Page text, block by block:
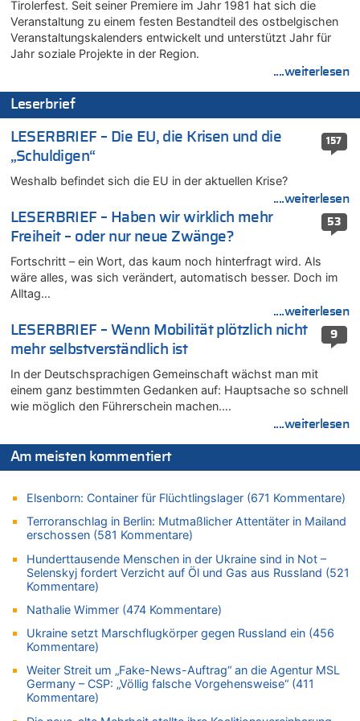
08.08.2026 - 22:07 von Shari zu
Belgier knackt Jackpot bei Lotterie EuroMillions und gewinnt
mehr als 111 Millionen €
Leipzig, Mechernich und die Frage: Wer steckt hinter den
Drohnen mit Strengstoff? War es Russland?
Zwölf Jahre nach Aachener Bankraub: 70-Jähriger gefasst
08.08.2026 - 21:28 von Noah Parmentier zu
Leipzig, Mechernich und die Frage: Wer steckt hinter den
08.08.2026 - 21:11 von Mungo zu
Leipzig, Mechernich und die Frage: Wer steckt hinter den
08.08.2026 - 20:49 von Marcel Scholzen Eimerscheid zu
Leipzig, Mechernich und die Frage: Wer steckt hinter den
08.08.2026 - 20:34 von Dax zu
Wasserstand des Rheins in NRW so niedrig wie noch nie
Leipzig, Mechernich und die Frage: Wer steckt hinter den
Drohnen mit Strengstoff? War es Russland?
Drohnen mit Strengstoff? War es Russland?
08.08.2026 - 20:19 von Peter G zu
Zwölf Jahre nach Aachener Bankraub: 70-Jähriger gefasst
Leipzig, Mechernich und die Frage: Wer steckt hinter den
Drohnen mit Strengstoff? War es Russland?
08.08.2026 - 20:16 von Dax zu
Wasserstand des Rheins in NRW so niedrig wie noch nie
08.08.2026 - 20:13 von Dax zu
08.08.2026 - 20:09 von Dax zu
08.08.2026 - 20:06 von Dax zu
Zweite Hitzewelle in diesem Sommer ist jetzt amtlich
Tirolerfest. Seit seiner Premiere im Jahr 1981 hat sich die
Veranstaltung zu einem festen Bestandteil des ostbelgischen
Veranstaltungskalenders entwickelt und unterstützt Jahr für
Jahr soziale Projekte in der Region.
....weiterlesen
Leserbrief
157
LESERBRIEF – Die EU, die Krisen und die
„Schuldigen“
Weshalb befindet sich die EU in der aktuellen Krise?
....weiterlesen
53
LESERBRIEF – Haben wir wirklich mehr
Freiheit – oder nur neue Zwänge?
Fortschritt – ein Wort, das kaum noch hinterfragt wird. Als
wäre alles, was sich verändert, automatisch besser. Doch im
Alltag…
....weiterlesen
9
LESERBRIEF – Wenn Mobilität plötzlich nicht
mehr selbstverständlich ist
In der Deutschsprachigen Gemeinschaft wächst man mit
einem ganz bestimmten Gedanken auf: Hauptsache so schnell
wie möglich den Führerschein machen….
....weiterlesen
Am meisten kommentiert
Elsenborn: Container für Flüchtlingslager (671 Kommentare)
Terroranschlag in Berlin: Mutmaßlicher Attentäter in Mailand
erschossen (581 Kommentare)
Hunderttausende Menschen in der Ukraine sind in Not –
Selenskyj fordert Verzicht auf Öl und Gas aus Russland (521
Kommentare)
Nathalie Wimmer (474 Kommentare)
Ukraine setzt Marschflugkörper gegen Russland ein (456
Kommentare)
Weiter Streit um „Fake-News-Auftrag“ an die Agentur MSL
Germany – CSP: „Völlig falsche Vorgehensweise“ (411
Kommentare)